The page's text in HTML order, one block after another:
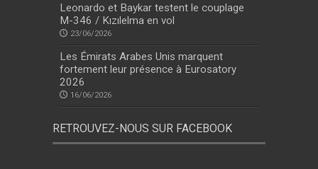
Leonardo et Baykar testent le couplage
M-346 / Kızılelma en vol
23/06/2026
Les Émirats Arabes Unis marquent
fortement leur présence à Eurosatory
2026
16/06/2026
RETROUVEZ-NOUS SUR FACEBOOK